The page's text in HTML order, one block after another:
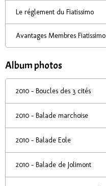
Le réglement du Fiatissimo
Avantages Membres Fiatissimo
Album photos
2010 - Boucles des 3 cités
2010 - Balade marchoise
2010 - Balade Eole
2010 - Balade de Jolimont